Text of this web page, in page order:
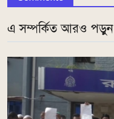
এ সম্পর্কিত আরও পড়ুন